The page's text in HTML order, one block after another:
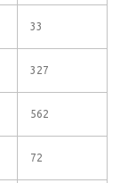
33
327
562
72